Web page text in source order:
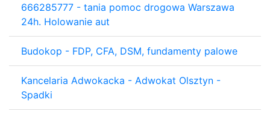
666285777 - tania pomoc drogowa Warszawa
24h. Holowanie aut
Budokop - FDP, CFA, DSM, fundamenty palowe
Kancelaria Adwokacka - Adwokat Olsztyn -
Spadki